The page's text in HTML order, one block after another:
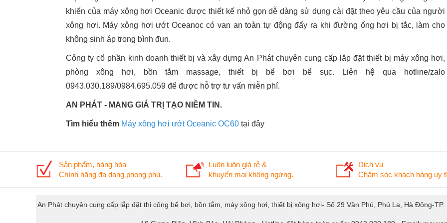
khiển của máy xông hơi Oceanic được thiết kế nhỏ gọn dễ dàng sử dụng cài đặt theo yêu cầu của người
xông hơi. Máy xông hơi ướt Oceanoc có van an toàn tự động đẩy ra khi đường ống hơi bị tắc, làm cho
không sinh áp trong bình đun.
Công ty cổ phần kinh doanh thiết bị và xây dựng An Phát chuyên cung cấp lắp đặt thiết bị máy xông hơi,
phòng xông hơi, bồn tắm massage, thiết bị bể bơi bể sục. Liên hệ qua hotline/zalo
0943.030.189/0984.695.059 để được hỗ trợ tư vấn miễn phí.
AN PHÁT - MANG GIÁ TRỊ TẠO NIỀM TIN.
Tìm hiểu thêm Máy xông hơi ướt Oceanic OC60 tại đây
Sản phẩm, hàng hóa
Chính hãng đa dạng phong phú.
Luôn luôn giá rẻ &
khuyến mại không ngừng.
Dịch vụ
Chăm sóc khách hàng uy
An Phát chuyên cung cấp lắp đặt thi công bể bơi, bồn tắm, máy xông hơi, thiết bị xông hơi- Số 29 Văn Phú, Phú La, Hà Đông-